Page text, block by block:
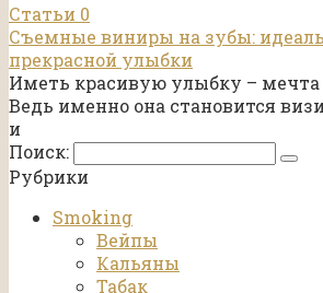
Статьи 0
Съемные виниры на зубы:
прекрасной улыбки
Иметь красивую улыбку –
Ведь именно она становится
и
Поиск:
Рубрики
Smoking
Вейпы
Кальяны
Табак